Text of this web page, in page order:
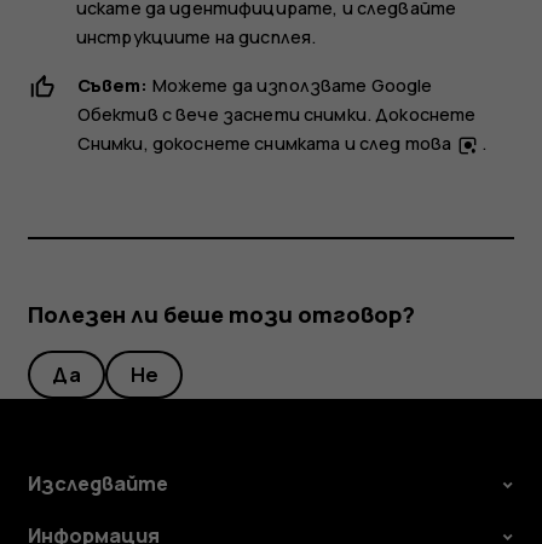
искате да идентифицирате, и следвайте
инструкциите на дисплея.
Съвет: Можете да използвате Google
Обектив с вече заснети снимки. Докоснете
Снимки, докоснете снимката и след това .
Полезен ли беше този отговор?
Да Не
Изследвайте
Информация